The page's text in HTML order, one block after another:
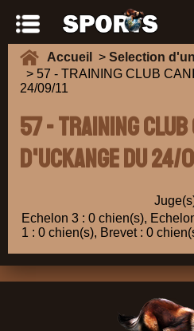
Accueil > Selection
> 57 - TRAINING CLUB
24/09/11
57 - TRAINING CLUB
D'UCKANGE du 24/
Echelon 3 : 0 chien(s),
1 : 0 chien(s), Brevet : 0